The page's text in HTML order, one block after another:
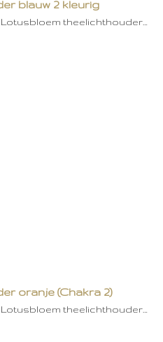
blauw 2 kleurig
theelichthouder…
oranje (Chakra 2)
theelichthouder…